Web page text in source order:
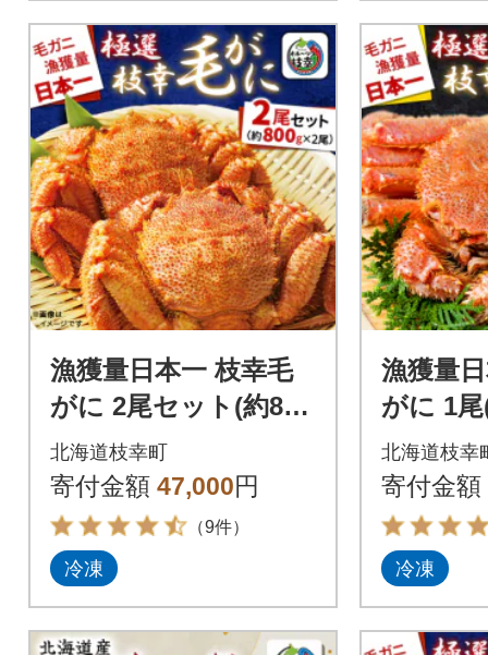
漁獲量日本一 枝幸毛
がに 2尾セット(約800
g×2尾) 北海道枝幸町
産
北海道枝幸町
寄付金額 47,000円
（9件）
冷凍
漁獲量
がに 1
道枝幸
北海道枝幸
寄付金額
冷凍